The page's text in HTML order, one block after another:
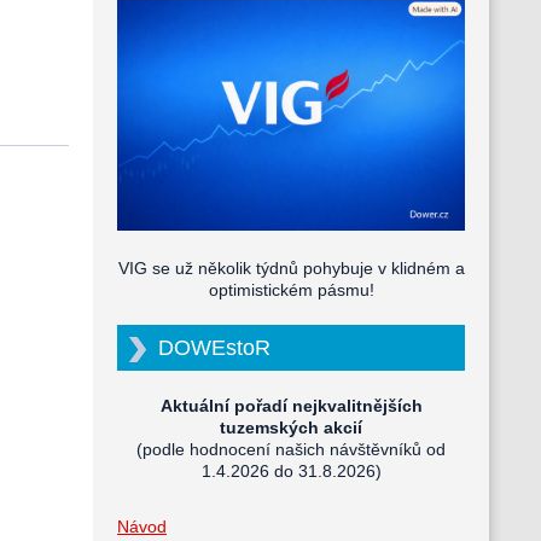
VIG se už několik týdnů pohybuje v klidném a
optimistickém pásmu!
DOWEstoR
Aktuální pořadí nejkvalitnějších
tuzemských akcií
(podle hodnocení našich návštěvníků od
1.4.2026 do 31.8.2026)
Návod